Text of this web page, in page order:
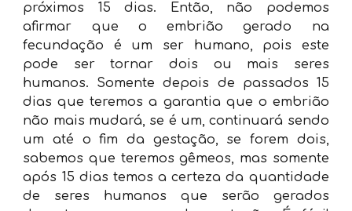
próximos 15 dias. Então, não podemos
afirmar que o embrião gerado na
fecundação é um ser humano, pois este
pode ser tornar dois ou mais seres
humanos. Somente depois de passados 15
dias que teremos a garantia que o embrião
não mais mudará, se é um, continuará sendo
um até o fim da gestação, se forem dois,
sabemos que teremos gêmeos, mas somente
após 15 dias temos a certeza da quantidade
de seres humanos que serão gerados